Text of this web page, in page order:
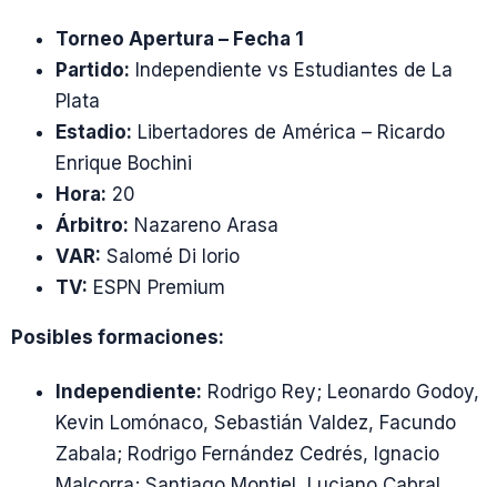
Torneo Apertura – Fecha 1
Partido: Independiente vs Estudiantes de La
Plata
Estadio: Libertadores de América – Ricardo
Enrique Bochini
Hora: 20
Árbitro: Nazareno Arasa
VAR: Salomé Di Iorio
TV: ESPN Premium
Posibles formaciones:
Independiente: Rodrigo Rey; Leonardo Godoy,
Kevin Lomónaco, Sebastián Valdez, Facundo
Zabala; Rodrigo Fernández Cedrés, Ignacio